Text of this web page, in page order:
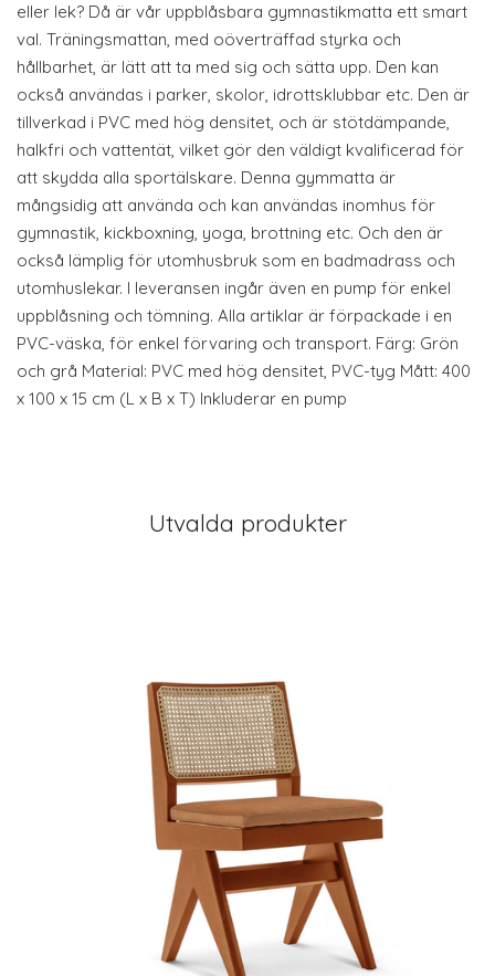
eller lek? Då är vår uppblåsbara gymnastikmatta ett smart
val. Träningsmattan, med oöverträffad styrka och
hållbarhet, är lätt att ta med sig och sätta upp. Den kan
också användas i parker, skolor, idrottsklubbar etc. Den är
tillverkad i PVC med hög densitet, och är stötdämpande,
halkfri och vattentät, vilket gör den väldigt kvalificerad för
att skydda alla sportälskare. Denna gymmatta är
mångsidig att använda och kan användas inomhus för
gymnastik, kickboxning, yoga, brottning etc. Och den är
också lämplig för utomhusbruk som en badmadrass och
utomhuslekar. I leveransen ingår även en pump för enkel
uppblåsning och tömning. Alla artiklar är förpackade i en
PVC-väska, för enkel förvaring och transport. Färg: Grön
och grå Material: PVC med hög densitet, PVC-tyg Mått: 400
x 100 x 15 cm (L x B x T) Inkluderar en pump
Utvalda produkter